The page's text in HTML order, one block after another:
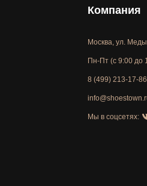
Компания
Москва, ул.
Пн-Пт (с 9:00 до
8 (499) 213-17-86
Мы в соцсетях: